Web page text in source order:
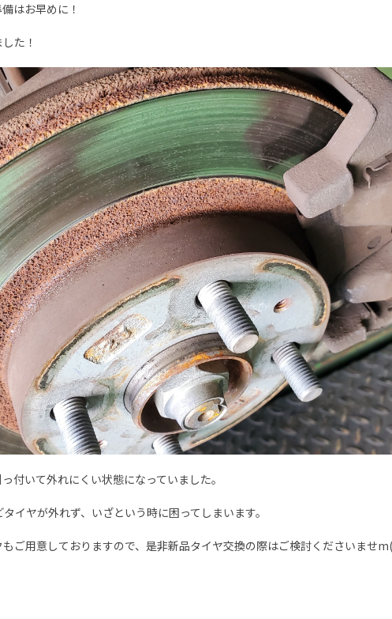
はお早めに！
た！
付いて外れにくい状態になっていました。
イヤが外れず、いざという時に困ってしまいます。
ご用意しておりますので、是非新品タイヤ交換の際はご検討くださいませ